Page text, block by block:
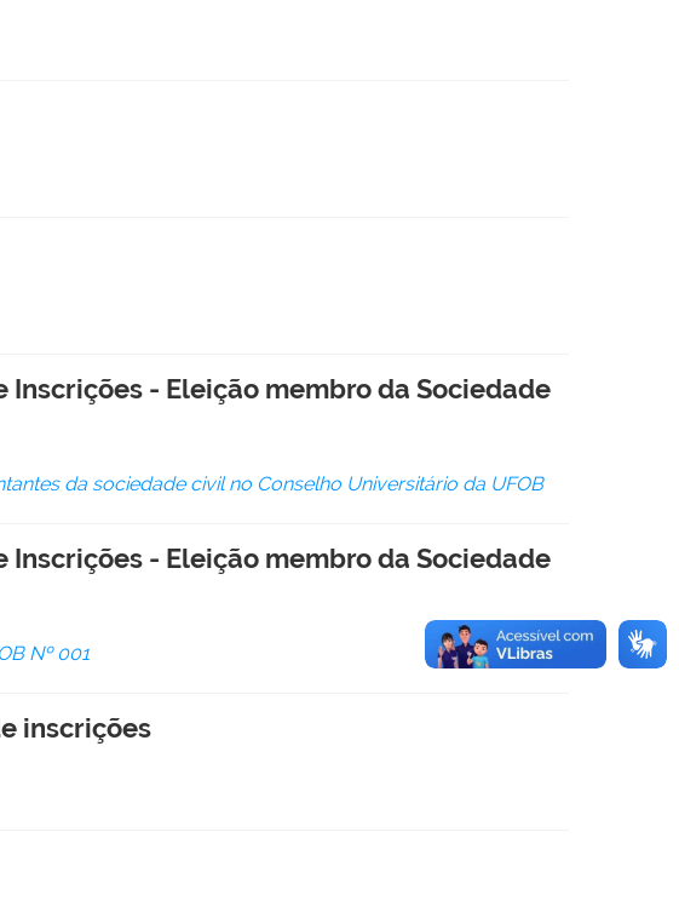
Inscrições - Eleição membro da Sociedade
da sociedade civil no Conselho Universitário da UFOB
Inscrições - Eleição membro da Sociedade
Nº 001
inscrições